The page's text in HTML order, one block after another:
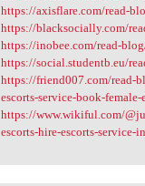
https://axisflare.com/read-
https://blacksocially.com/
https://inobee.com/read-
https://social.studentb.eu/
https://friend007.com/read-
escorts-service-book-female-
https://www.wikiful.com/
escorts-hire-escorts-service-